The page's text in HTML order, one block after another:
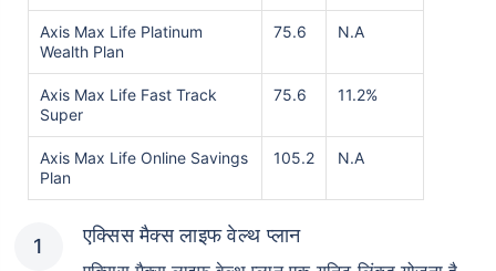
Axis Max Life Platinum
Wealth Plan
75.6 N.A
Axis Max Life Fast Track
Super
75.6 11.2%
Axis Max Life Online Savings
Plan
105.2 N.A
एक्सिस मैक्स लाइफ वेल्थ प्लान